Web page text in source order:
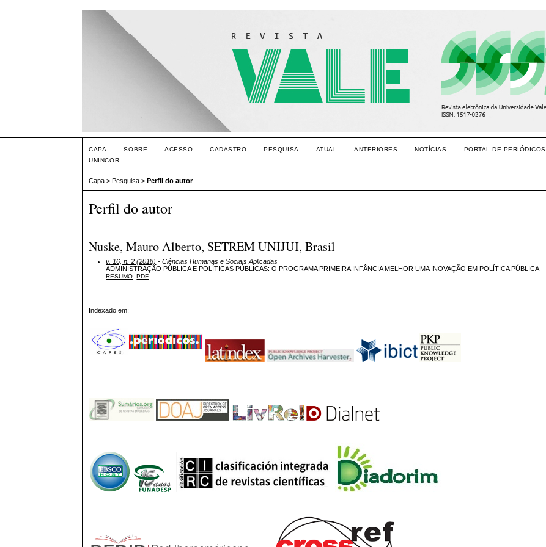
CAPA SOBRE ACESSO CADASTRO PESQUISA ATUAL ANTERIORES NOTÍCIAS
PORTAL DE PERIÓDICOS
UNINCOR
Capa >Pesquisa >Perfil do autor
Perfil do autor
Nuske, Mauro Alberto, SETREM UNIJUI, Brasil
v. 16, n. 2 (2018) - Ciências Humanas e Sociais Aplicadas
ADMINISTRAÇÃO PÚBLICA E POLÍTICAS PÚBLICAS: O PROGRAMA PRIMEIRA INFÂNCIA MELHOR UMA INOVAÇÃO EM POLÍTICA PÚBLICA
RESUMO PDF
Indexado em: